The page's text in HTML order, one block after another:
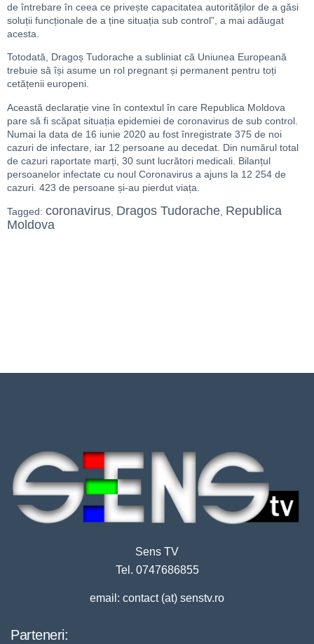
de întrebare în ceea ce privește capacitatea autorităților de a găsi
soluții funcționale de a ține situația sub control”, a mai adăugat
acesta.
Totodată, Dragoș Tudorache a subliniat că Uniunea Europeană
trebuie să își asume un rol pregnant și permanent pentru toți
cetățenii europeni.
Această declarație vine în contextul în care Republica Moldova
pare să fi scăpat situația epidemiei de coronavirus de sub control.
Numai la data de 16 iunie 2020 au fost înregistrate 375 de noi
cazuri de infectare, iar 12 persoane au decedat. Din numărul total
de cazuri raportate marți, 30 sunt lucrători medicali. Bilanțul
persoanelor infectate cu noul Coronavirus a ajuns la 12 254 de
cazuri. 423 de persoane și-au pierdut viața.
Tagged: coronavirus Dragos Tudorache Republica
Moldova
Sens TV
Tel. 0747686855
email: contact (at) senstv.ro
Parteneri: